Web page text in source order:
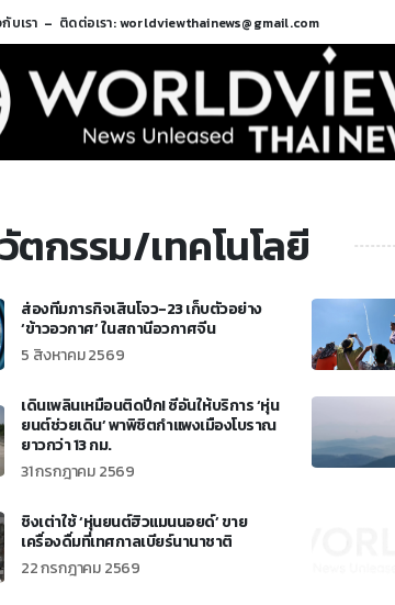
บเรา ติดต่อเรา: worldviewthainews@gmail.com
ตกรรม/เทคโนโลยี
ส่องทีมภารกิจเสินโจว-23 เก็บตัวอย่าง
‘ข้าวอวกาศ’ ในสถานีอวกาศจีน
5 สิงหาคม 2569
เดินเพลินเหมือนติดปีก! ซีอันให้บริการ ‘หุ่น
ยนต์ช่วยเดิน’ พาพิชิตกำแพงเมืองโบราณ
ยาวกว่า 13 กม.
31 กรกฎาคม 2569
ชิงเต่าใช้ ‘หุ่นยนต์ฮิวแมนนอยด์’ ขาย
เครื่องดื่มที่เทศกาลเบียร์นานาชาติ
22 กรกฎาคม 2569